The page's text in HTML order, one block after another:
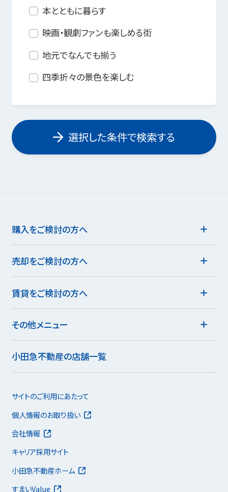
本とともに暮らす
映画・観劇ファンも楽しめる街
地元でなんでも揃う
四季折々の景色を楽しむ
選択した条件で検索する
購入をご検討の方へ
売却をご検討の方へ
賃貸をご検討の方へ
その他メニュー
小田急不動産の店舗一覧
サイトのご利用にあたって
個人情報のお取り扱い
会社情報
キャリア採用サイト
小田急不動産ホーム
すまいValue